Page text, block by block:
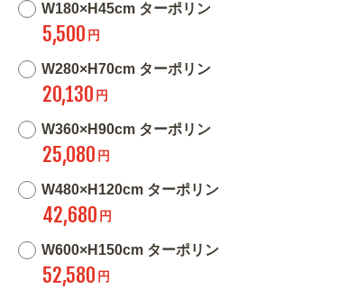
W180×H45cm ターポリン
5,500 円
W280×H70cm ターポリン
20,130 円
W360×H90cm ターポリン
25,080 円
W480×H120cm ターポリン
42,680 円
W600×H150cm ターポリン
52,580 円